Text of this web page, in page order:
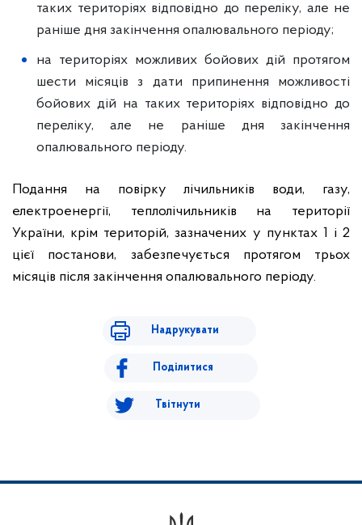
таких територіях відповідно до переліку, але не
раніше дня закінчення опалювального періоду;
на територіях можливих бойових дій протягом
шести місяців з дати припинення можливості
бойових дій на таких територіях відповідно до
переліку, але не раніше дня закінчення
опалювального періоду.
Подання на повірку лічильників води, газу,
електроенергії, теплолічильників на території
України, крім територій, зазначених у пунктах 1 і 2
цієї постанови, забезпечується протягом трьох
місяців після закінчення опалювального періоду.
Надрукувати
Поділитися
Твітнути